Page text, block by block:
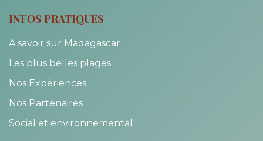
INFOS PRATIQUES
A savoir sur Madagascar
Les plus belles plages
Nos Expériences
Nos Partenaires
Social et environnemental